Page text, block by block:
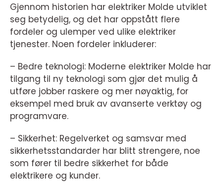
Gjennom historien har elektriker Molde utviklet
seg betydelig, og det har oppstått flere
fordeler og ulemper ved ulike elektriker
tjenester. Noen fordeler inkluderer:
– Bedre teknologi: Moderne elektriker Molde har
tilgang til ny teknologi som gjør det mulig å
utføre jobber raskere og mer nøyaktig, for
eksempel med bruk av avanserte verktøy og
programvare.
– Sikkerhet: Regelverket og samsvar med
sikkerhetsstandarder har blitt strengere, noe
som fører til bedre sikkerhet for både
elektrikere og kunder.